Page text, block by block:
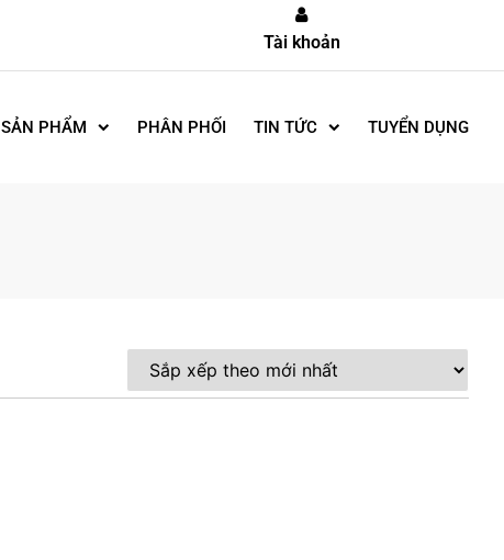
Tài khoản
SẢN PHẨM PHÂN PHỐI TIN TỨC TUYỂN DỤNG